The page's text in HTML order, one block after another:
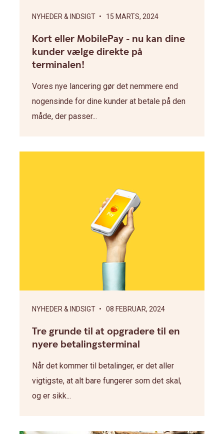
NYHEDER & INDSIGT • 15 MARTS, 2024
Kort eller MobilePay - nu kan dine
kunder vælge direkte på
terminalen!
Vores nye lancering gør det nemmere end
nogensinde for dine kunder at betale på den
måde, der passer...
NYHEDER & INDSIGT • 08 FEBRUAR, 2024
Tre grunde til at opgradere til en
nyere betalingsterminal
Når det kommer til betalinger, er det aller
vigtigste, at alt bare fungerer som det skal,
og er sikk...